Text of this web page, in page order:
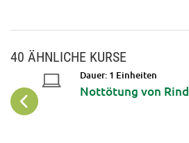
40 ÄHNLICHE KURSE
Dauer: 1 Einheiten
Nottötung von